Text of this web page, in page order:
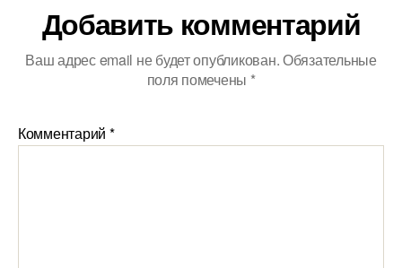
Добавить комментарий
Ваш адрес email не будет опубликован.Обязательные
поля помечены *
Комментарий *